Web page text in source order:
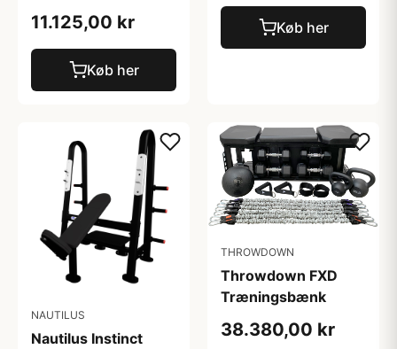
11.125,00 kr
Køb her
Køb her
NAUTILUS
Nautilus Instinct
THROWDOWN
Throwdown FXD
Træningsbænk
38.380,00 kr